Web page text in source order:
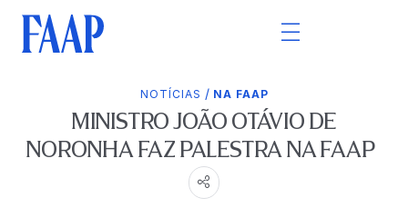
NOTÍCIAS / NA FAAP
MINISTRO JOÃO OTÁVIO DE
NORONHA FAZ PALESTRA NA FAAP